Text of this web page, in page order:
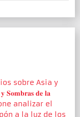
AMEJ 🇲🇽
de historia, la
jurado en
de las